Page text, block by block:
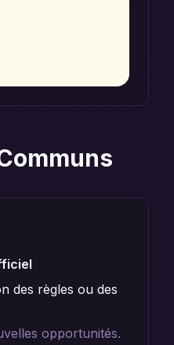
des règles ou des
opportunités.